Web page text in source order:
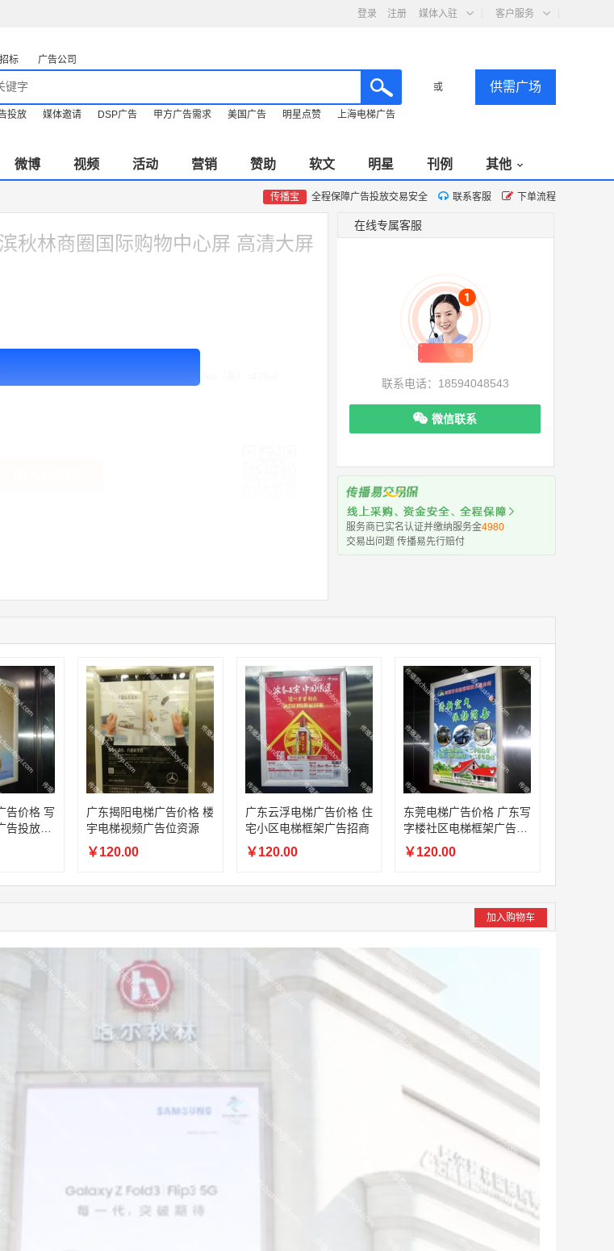
登录 注册 媒体入驻 客户服务
招标 广告公司
或 供需广场
投放 媒体邀请 DSP广告 甲方广告需求 美国广告 明星点赞 上海电梯广告
微博 视频 活动 营销 赞助 软文 明星 刊例 其他
传播宝 全程保障广告投放交易安全 联系客服 下单流程
秋林商圈国际购物中心屏 高清大屏
联系了该媒体所在商家
联系了该媒体所在商家
系了该媒体所在商家
系了该媒体所在商家
系了该媒体所在商家
系了该媒体所在商家
系了该媒体所在商家
系了该媒体所在商家
系了该媒体所在商家
联系了该媒体所在商家
系了该媒体所在商家
在线专属客服
联系电话：18594048543
微信联系
服务商已实名认证并缴纳服务金4980
交易出问题 传播易先行赔付
告价格 写
投放费
广东揭阳电梯广告价格 楼
宇电梯视频广告位资源
￥120.00
广东云浮电梯广告价格 住
宅小区电梯框架广告招商
￥120.00
东莞电梯广告价格 广东写
字楼社区电梯框架广告发
布费用
￥120.00
加入购物车